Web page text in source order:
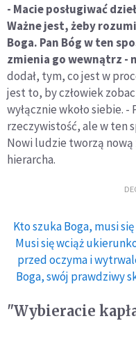
- Macie posługiwać
Ważne jest, żeby
Boga. Pan Bóg w ten
zmienia go wewnątrz -
dodał, tym, co jest w
jest to, by człowiek
wyłącznie wkoło siebie. -
rzeczywistość, ale w ten
Nowi ludzie tworzą nową
hierarcha.
Kto szuka Boga, musi
Musi się wciąż
przed oczyma i
Boga, swój prawdziwy
"Wybieracie